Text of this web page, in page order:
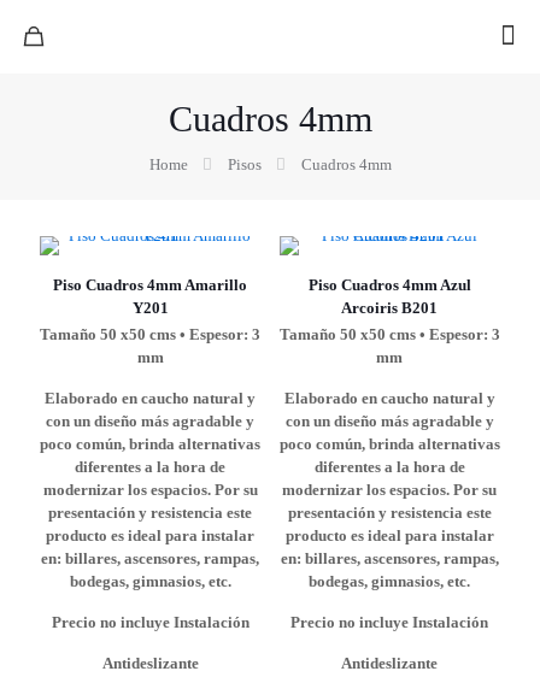
Cuadros 4mm
Home Pisos Cuadros 4mm
Piso Cuadros 4mm Amarillo
Y201
Tamaño 50 x50 cms • Espesor: 3
mm
Elaborado en caucho natural y
con un diseño más agradable y
poco común, brinda alternativas
diferentes a la hora de
modernizar los espacios. Por su
presentación y resistencia este
producto es ideal para instalar
en: billares, ascensores, rampas,
bodegas, gimnasios, etc.
Precio no incluye Instalación
Antideslizante
Piso Cuadros 4mm Azul
Arcoiris B201
Tamaño 50 x50 cms • Espesor: 3
mm
Elaborado en caucho natural y
con un diseño más agradable y
poco común, brinda alternativas
diferentes a la hora de
modernizar los espacios. Por su
presentación y resistencia este
producto es ideal para instalar
en: billares, ascensores, rampas,
bodegas, gimnasios, etc.
Precio no incluye Instalación
Antideslizante